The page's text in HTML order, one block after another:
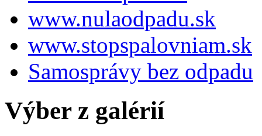
www.nulaodpadu.sk
www.stopspalovniam.sk
Samosprávy bez odpadu
Výber z galérií